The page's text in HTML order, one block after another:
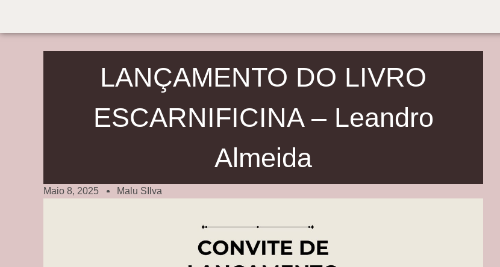
LANÇAMENTO DO LIVRO
ESCARNIFICINA – Leandro
Almeida
Maio 8, 2025 Malu SIlva